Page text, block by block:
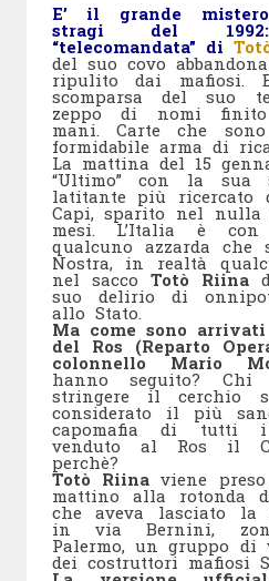
E’ il grande
stragi del
“telecomandata” di
del suo covo
ripulito dai mafiosi.
scomparsa del suo
zeppo di nomi
mani. Carte che
formidabile arma di
La mattina del 15
“Ultimo” con la sua
latitante più ricercato
Capi, sparito nel
mesi. L’Italia è
qualcuno azzarda
Nostra, in realtà
nel sacco Totò Riina
suo delirio di
allo Stato.
Ma come sono
del Ros (Reparto
colonnello Mario
hanno seguito?
stringere il cerchio
considerato il più
capomafia di tutti
venduto al Ros il
perchè?
Totò Riinaviene
mattino alla rotonda
che aveva lasciato la
in via Bernini,
Palermo, un gruppo
dei costruttori mafiosi